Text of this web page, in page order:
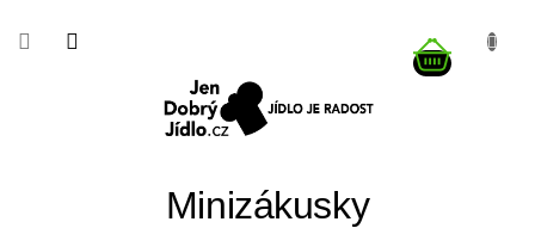
obsah
Minizákusky